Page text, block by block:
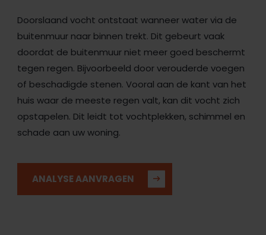
Doorslaand vocht ontstaat wanneer water via de
buitenmuur naar binnen trekt. Dit gebeurt vaak
doordat de buitenmuur niet meer goed beschermt
tegen regen. Bijvoorbeeld door verouderde voegen
of beschadigde stenen. Vooral aan de kant van het
huis waar de meeste regen valt, kan dit vocht zich
opstapelen. Dit leidt tot vochtplekken, schimmel en
schade aan uw woning.
ANALYSE AANVRAGEN